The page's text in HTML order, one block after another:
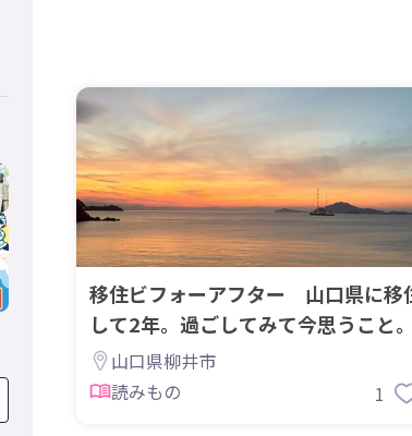
移住ビフォーアフター 山口県に移
して2年。過ごしてみて今思うこと。
山口県柳井市
読みもの
1